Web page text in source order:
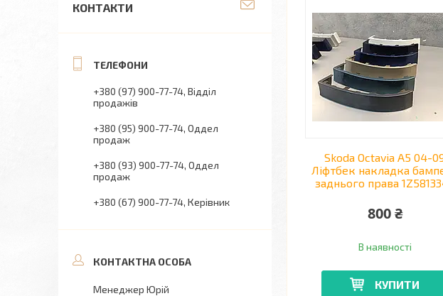
Skoda Octavia A5 04-
Ліфтбек накладка
заднього права
800 ₴
В наявності
КУПИТИ
КОНТАКТИ
+380 (97) 900-77-74 Відділ
продажів
+380 (95) 900-77-74 Оддел
продаж
+380 (93) 900-77-74 Оддел
продаж
+380 (67) 900-77-74 Керівник
Менеджер Юрій